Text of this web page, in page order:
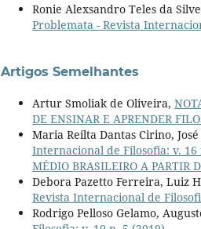
Ronie Alexsandro Teles da
Problemata - Revista
Artigos Semelhantes
Artur Smoliak de Oliveira,
DE ENSINAR E APRENDER
Maria Reilta Dantas Cirino,
Internacional de Filosofia: v. 16
MÉDIO BRASILEIRO A PARTIR
Debora Pazetto Ferreira, Luiz
Revista Internacional de
Rodrigo Pelloso Gelamo,